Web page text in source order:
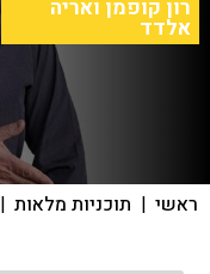
רון קופמן ואריה
אלדד
ראשי | תוכניות מלאות |